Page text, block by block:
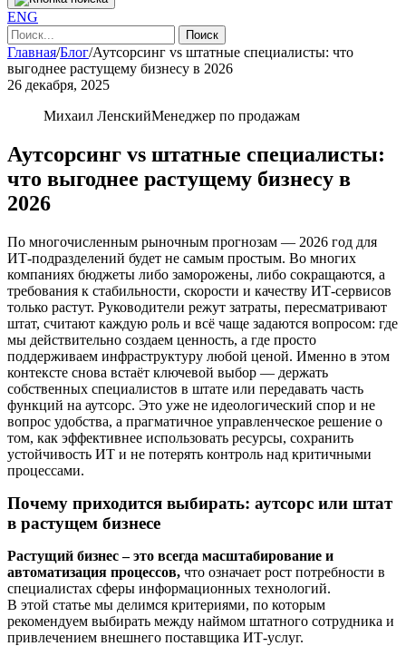
ENG
Найти:
Главная/Блог/Аутсорсинг vs штатные специалисты: что
выгоднее растущему бизнесу в 2026
26 декабря, 2025
Михаил ЛенскийМенеджер по продажам
Аутсорсинг vs штатные специалисты:
что выгоднее растущему бизнесу в
2026
По многочисленным рыночным прогнозам — 2026 год для
ИТ-подразделений будет не самым простым. Во многих
компаниях бюджеты либо заморожены, либо сокращаются, а
требования к стабильности, скорости и качеству ИТ-сервисов
только растут. Руководители режут затраты, пересматривают
штат, считают каждую роль и всё чаще задаются вопросом: где
мы действительно создаем ценность, а где просто
поддерживаем инфраструктуру любой ценой. Именно в этом
контексте снова встаёт ключевой выбор — держать
собственных специалистов в штате или передавать часть
функций на аутсорс. Это уже не идеологический спор и не
вопрос удобства, а прагматичное управленческое решение о
том, как эффективнее использовать ресурсы, сохранить
устойчивость ИТ и не потерять контроль над критичными
процессами.
Почему приходится выбирать: аутсорс или штат
в растущем бизнесе
Растущий бизнес – это всегда масштабирование и
автоматизация процессов, что означает рост потребности в
специалистах сферы информационных технологий.
В этой статье мы делимся критериями, по которым
рекомендуем выбирать между наймом штатного сотрудника и
привлечением внешнего поставщика ИТ-услуг.